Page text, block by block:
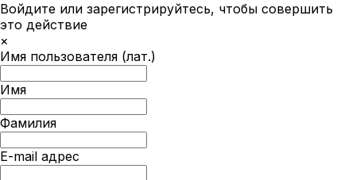
Войдите или зарегистрируйтесь, чтобы совершить
это действие
×
Имя пользователя (лат.)
Имя
Фамилия
E-mail адрес